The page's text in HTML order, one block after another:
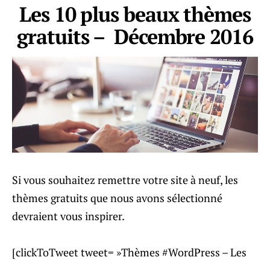
Les 10 plus beaux thèmes
gratuits – Décembre 2016
Si vous souhaitez remettre votre site à neuf, les
thèmes gratuits que nous avons sélectionné
devraient vous inspirer.
[clickToTweet tweet= »Thèmes #WordPress – Les